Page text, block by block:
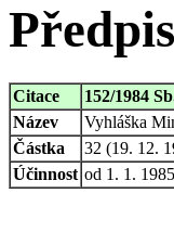
Citace
152/1984
Název
Vyhláška
Částka
32 (19. 12.
Účinnost od 1. 1.